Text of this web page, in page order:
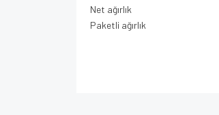
Net ağırlık
Paketli ağırlık